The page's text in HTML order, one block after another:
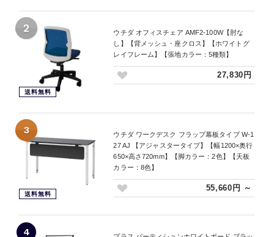
2
送料無料
ウチダ オフィスチェア AMF2-100W【肘な
し】【背メッシュ・座クロス】【ホワイトグ
レイフレーム】【張地カラー：5種類】
27,830円
3
送料無料
ウチダ ワークデスク フラップ幕板タイプ W-1
27 AJ 【アジャスタータイプ】【幅1200×奥行
650×高さ720mm】【脚カラー：2色】【天板
カラー：8色】
55,660円 ～
4